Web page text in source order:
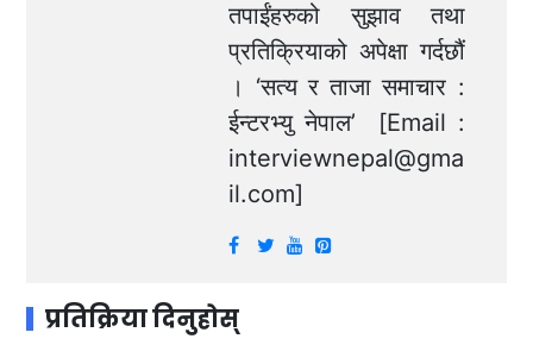
तपाईंहरुको सुझाव तथा
प्रतिक्रियाको अपेक्षा गर्दछौं
। ‘सत्य र ताजा समाचार :
ईन्टरभ्यु नेपाल’ [Email :
interviewnepal@gma
il.com]
प्रतिक्रिया दिनुहोस्